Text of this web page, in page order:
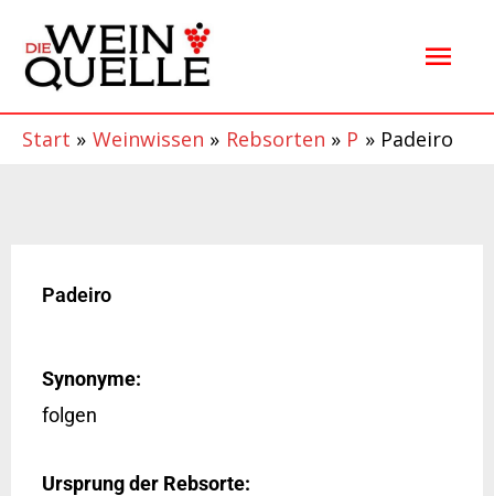
Inhalt
springen
Start Weinwissen Rebsorten P Padeiro
Padeiro
Synonyme:
folgen
Ursprung der Rebsorte: